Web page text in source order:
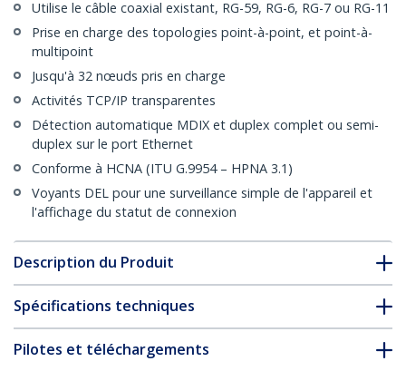
Utilise le câble coaxial existant, RG-59, RG-6, RG-7 ou RG-11
Prise en charge des topologies point-à-point, et point-à-
multipoint
Jusqu'à 32 nœuds pris en charge
Activités TCP/IP transparentes
Détection automatique MDIX et duplex complet ou semi-
duplex sur le port Ethernet
Conforme à HCNA (ITU G.9954 – HPNA 3.1)
Voyants DEL pour une surveillance simple de l'appareil et
l'affichage du statut de connexion
Description du Produit
Spécifications techniques
Pilotes et téléchargements